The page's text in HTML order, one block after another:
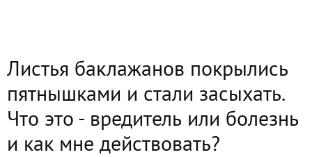
Листья баклажанов покрылись
пятнышками и стали засыхать.
Что это - вредитель или болезнь
и как мне действовать?